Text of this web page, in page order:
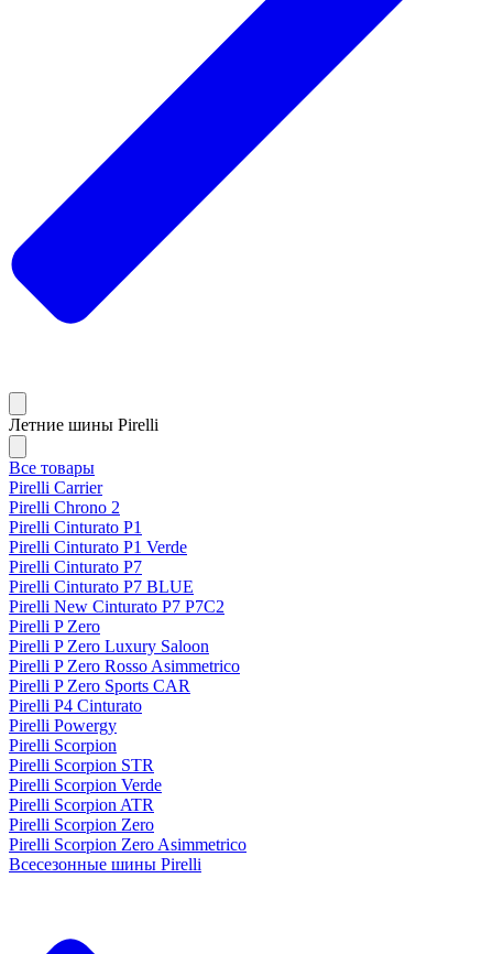
Летние шины Pirelli
Все товары
Pirelli Carrier
Pirelli Chrono 2
Pirelli Cinturato P1
Pirelli Cinturato P1 Verde
Pirelli Cinturato P7
Pirelli Cinturato P7 BLUE
Pirelli New Cinturato P7 P7C2
Pirelli P Zero
Pirelli P Zero Luxury Saloon
Pirelli P Zero Rosso Asimmetrico
Pirelli P Zero Sports CAR
Pirelli P4 Cinturato
Pirelli Powergy
Pirelli Scorpion
Pirelli Scorpion STR
Pirelli Scorpion Verde
Pirelli Scorpion ATR
Pirelli Scorpion Zero
Pirelli Scorpion Zero Asimmetrico
Всесезонные шины Pirelli